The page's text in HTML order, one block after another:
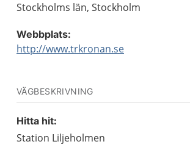
Stockholms län, Stockholm
Webbplats:
http://www.trkronan.se
VÄGBESKRIVNING
Hitta hit:
Station Liljeholmen